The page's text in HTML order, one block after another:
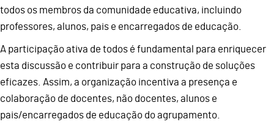
todos os membros da comunidade educativa, incluindo
professores, alunos, pais e encarregados de educação.
A participação ativa de todos é fundamental para enriquecer
esta discussão e contribuir para a construção de soluções
eficazes. Assim, a organização incentiva a presença e
colaboração de docentes, não docentes, alunos e
pais/encarregados de educação do agrupamento.